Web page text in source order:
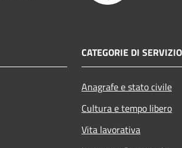
CATEGORIE DI SERVIZIO
Anagrafe e stato civile
Cultura e tempo libero
Vita lavorativa